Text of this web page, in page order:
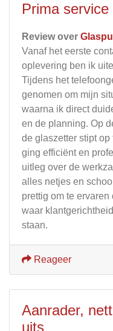
Prima service
Review over
Vanaf het eerste
oplevering ben ik
Tijdens het
genomen om mijn
waarna ik direct
en de planning. Op
de glaszetter stipt
ging efficiënt en
uitleg over de
alles netjes en
prettig om te
waar
staan.
Reageer
Aanrader,
uits